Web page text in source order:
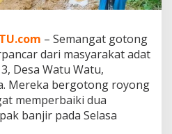
– Semangat gotong
dari masyarakat adat
Desa Watu Watu,
Mereka bergotong royong
memperbaiki dua
banjir pada Selasa